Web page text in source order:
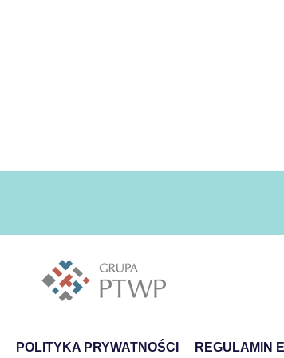
POLITYKA PRYWATNOŚCI REGULAMIN